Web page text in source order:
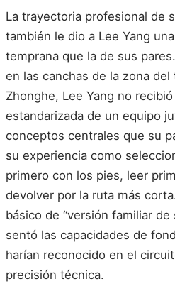
La trayectoria profesional de
también le dio a Lee Yang
temprana que la de sus
en las canchas de la zona
Zhonghe, Lee Yang no
estandarizada de un equipo
conceptos centrales que su
su experiencia como
primero con los pies, leer
devolver por la ruta más
básico de “versión familiar de
sentó las capacidades de
harían reconocido en el
precisión técnica.